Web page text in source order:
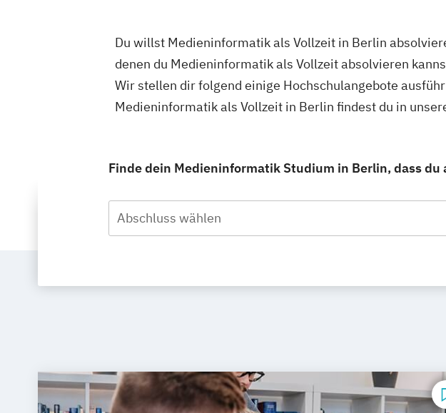
Du willst Medieninformatik als Vollzeit in Berlin
denen du Medieninformatik als Vollzeit absolvieren
Wir stellen dir folgend einige Hochschulangebote
Medieninformatik als Vollzeit in Berlin findest du in
Finde dein Medieninformatik Studium in Berlin, dass
Abschluss wählen